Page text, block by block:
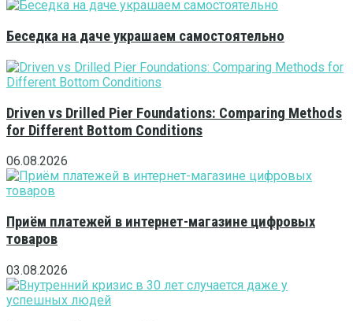
Беседка на даче украшаем самостоятельно
Driven vs Drilled Pier Foundations: Comparing Methods
for Different Bottom Conditions
06.08.2026
Приём платежей в интернет-магазине цифровых
товаров
03.08.2026